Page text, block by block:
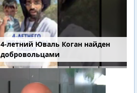
4-летний Юваль Коган найден
добровольцами